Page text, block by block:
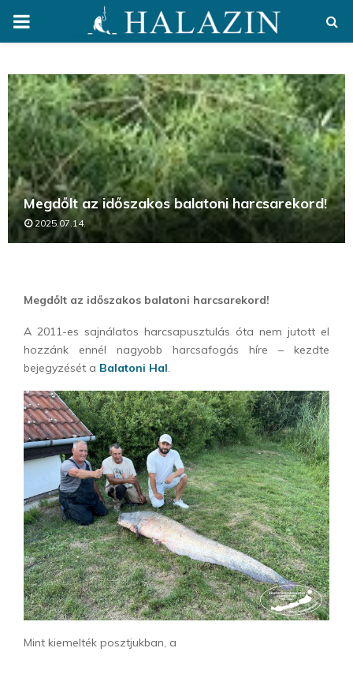
PRIMARY
Megdőlt az időszakos balatoni harcsarekord!
2025.07.14.
Megdőlt az időszakos balatoni harcsarekord!
A 2011-es sajnálatos harcsapusztulás óta nem jutott el
hozzánk ennél nagyobb harcsafogás híre – kezdte
bejegyzését a Balatoni Hal.
Mint kiemelték posztjukban, a